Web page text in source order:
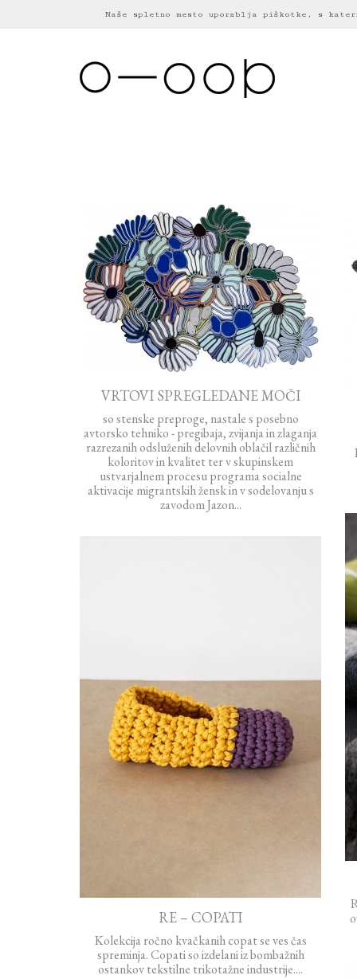
Naše spletno mesto uporablja piškotke, s
VRTOVI SPREGLEDANE MOČI
so stenske preproge, nastale s posebno
avtorsko tehniko - pregibaja, zvijanja in zlaganja
razrezanih odsluženih delovnih oblačil različnih
koloritov in kvalitet ter v skupinskem
ustvarjalnem procesu programa socialne
aktivacije migrantskih žensk in v sodelovanju s
zavodom Jazon...
RE – COPATI
Kolekcija ročno kvačkanih copat se ves čas
spreminja. Copati so izdelani iz bombažnih
ostankov tekstilne trikotažne industrije....